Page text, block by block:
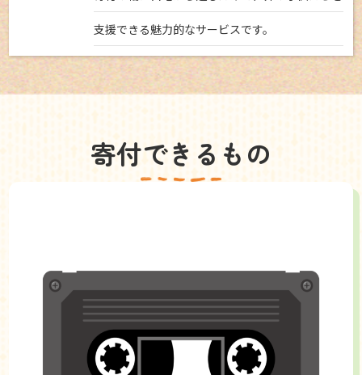
支援できる魅力的なサービスです。
寄付できるもの